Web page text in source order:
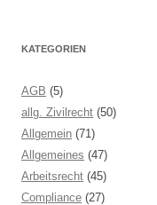
KATEGORIEN
AGB (5)
allg. Zivilrecht (50)
Allgemein (71)
Allgemeines (47)
Arbeitsrecht (45)
Compliance (27)